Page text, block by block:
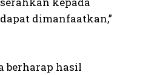
dimanfaatkan,”
berharap hasil